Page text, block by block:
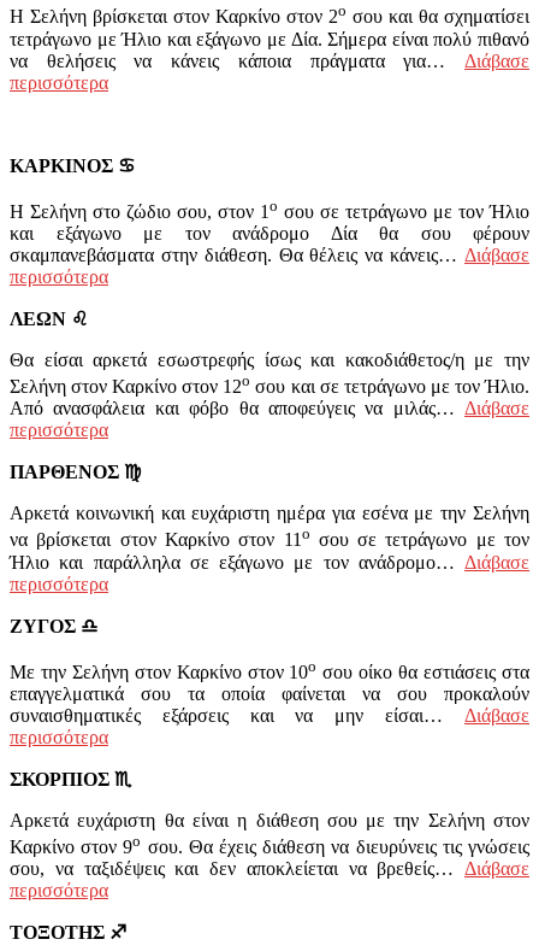
Η Σελήνη βρίσκεται στον Καρκίνο στον 2ο σου και θα σχηματίσει
τετράγωνο με Ήλιο και εξάγωνο με Δία. Σήμερα είναι πολύ πιθανό
να θελήσεις να κάνεις κάποια πράγματα για… Διάβασε
περισσότερα
ΚΑΡΚΙΝΟΣ ♋
Η Σελήνη στο ζώδιο σου, στον 1 ο σου σε τετράγωνο με τον Ήλιο
και εξάγωνο με τον ανάδρομο Δία θα σου φέρουν
σκαμπανεβάσματα στην διάθεση. Θα θέλεις να κάνεις… Διάβασε
περισσότερα
ΛΕΩΝ ♌
Θα είσαι αρκετά εσωστρεφής ίσως και κακοδιάθετος/η με την
Σελήνη στον Καρκίνο στον 12ο σου και σε τετράγωνο με τον Ήλιο.
Από ανασφάλεια και φόβο θα αποφεύγεις να μιλάς… Διάβασε
περισσότερα
ΠΑΡΘΕΝΟΣ ♍
Αρκετά κοινωνική και ευχάριστη ημέρα για εσένα με την Σελήνη
να βρίσκεται στον Καρκίνο στον 11ο σου σε τετράγωνο με τον
Ήλιο και παράλληλα σε εξάγωνο με τον ανάδρομο… Διάβασε
περισσότερα
ΖΥΓΟΣ ♎
Με την Σελήνη στον Καρκίνο στον 10ο σου οίκο θα εστιάσεις στα
επαγγελματικά σου τα οποία φαίνεται να σου προκαλούν
συναισθηματικές εξάρσεις και να μην είσαι… Διάβασε
περισσότερα
ΣΚΟΡΠΙΟΣ ♏
Αρκετά ευχάριστη θα είναι η διάθεση σου με την Σελήνη στον
Καρκίνο στον 9ο σου. Θα έχεις διάθεση να διευρύνεις τις γνώσεις
σου, να ταξιδέψεις και δεν αποκλείεται να βρεθείς… Διάβασε
περισσότερα
ΤΟΞΟΤΗΣ ♐